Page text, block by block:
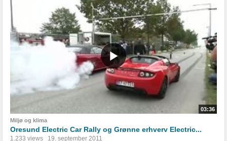
03:36
Miljø og klima
Oresund Electric Car Rally og Grønne erhverv Electric...
1.233 views 19. september 2011